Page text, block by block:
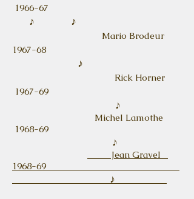
1966-67
♪ ♪
Mario Brodeur
1967-68
♪
Rick Horner
1967-69
♪
Michel Lamothe
1968-69
♪
Jean Gravel
1968-69
♪